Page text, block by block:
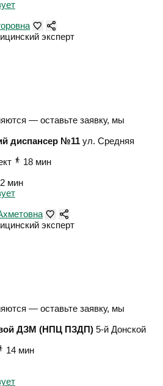
эксперт
— оставьте заявку, мы
диспансер №11 ул. Средняя
18 мин
мин
эксперт
— оставьте заявку, мы
ДЗМ (НПЦ ПЗДП) 5-й Донской
14 мин